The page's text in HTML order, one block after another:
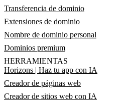
Transferencia de dominio
Extensiones de dominio
Nombre de dominio personal
Dominios premium
HERRAMIENTAS
Horizons | Haz tu app con IA
Creador de páginas web
Creador de sitios web con IA